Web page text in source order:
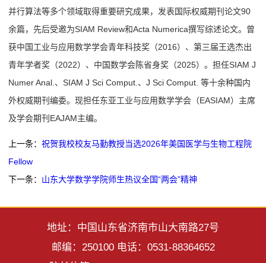
并行算法等多个领域取得重要研究成果，发表国际权威期刊论文90
余篇，先后受邀为SIAM Review和Acta Numerica撰写综述论文。曾
获中国工业与应用数学学会青年科技奖（2016）、第三届王选杰出
青年学者奖（2022）、中国数学会陈省身奖（2025）。担任SIAM J
Numer Anal.、SIAM J Sci Comput.、J Sci Comput. 等十余种国内
外权威期刊编委。现担任东亚工业与应用数学学会（EASIAM）主席
及学会期刊EAJAM主编。
上一条：祝贺我校校友马勤教授当选2026年美国医学与生物工程院
Fellow
下一条： 山东大学数学学院师生热议全国“两会”精神
地址：中国山东省济南市山大南路27号
邮编：250100 电话：0531-88364652